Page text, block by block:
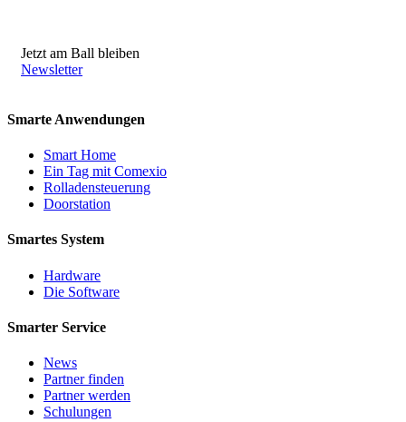
Jetzt am Ball bleiben
Newsletter
Smarte Anwendungen
Smart Home
Ein Tag mit Comexio
Rolladensteuerung
Doorstation
Smartes System
Hardware
Die Software
Smarter Service
News
Partner finden
Partner werden
Schulungen